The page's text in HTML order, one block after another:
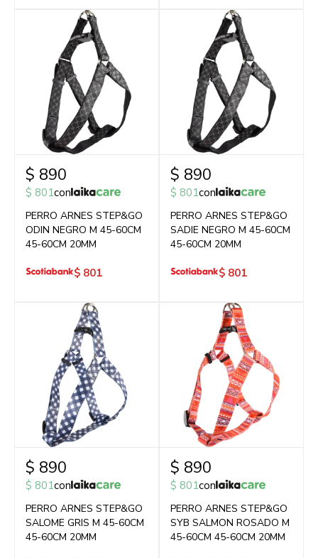
$ 890
$ 801con
PERRO ARNES STEP&GO
ODIN NEGRO M 45-60CM
45-60CM 20MM
$ 801
$ 890
$ 801con
PERRO ARNES STEP&GO
SADIE NEGRO M 45-60CM
45-60CM 20MM
$ 801
$ 890
$ 801con
PERRO ARNES STEP&GO
SALOME GRIS M 45-60CM
45-60CM 20MM
$ 890
$ 801con
PERRO ARNES STEP&GO
SYB SALMON ROSADO M
45-60CM 45-60CM 20MM